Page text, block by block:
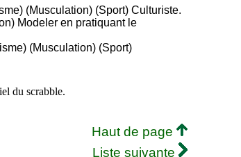
(Musculation) (Sport) Culturiste.
Modeler en pratiquant le
(Musculation) (Sport)
du scrabble.
Haut de page
Liste suivante